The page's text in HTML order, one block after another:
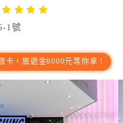
1號
卡，旅遊金8000元等你拿！